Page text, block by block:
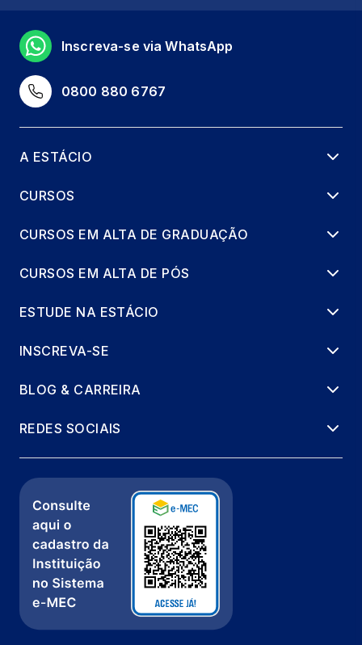
0800 880 6767
Inscreva-se via WhatsApp
A ESTÁCIO
CURSOS
CURSOS EM ALTA DE GRADUAÇÃO
CURSOS EM ALTA DE PÓS
ESTUDE NA ESTÁCIO
INSCREVA-SE
BLOG & CARREIRA
REDES SOCIAIS